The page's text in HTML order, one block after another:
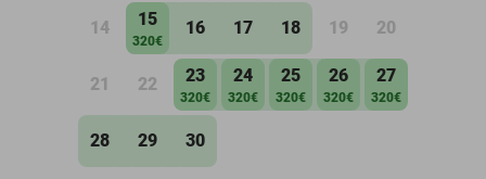
14 15
320€
16 17 18 19 20
21 22 23
320€
24
320€
25
320€
26
320€
27
320€
28 29 30